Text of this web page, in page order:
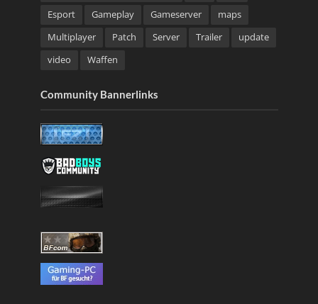
Esport
Gameplay Gameserver
maps
Multiplayer
Patch Server Trailer
update
video
Waffen
Community Bannerlinks